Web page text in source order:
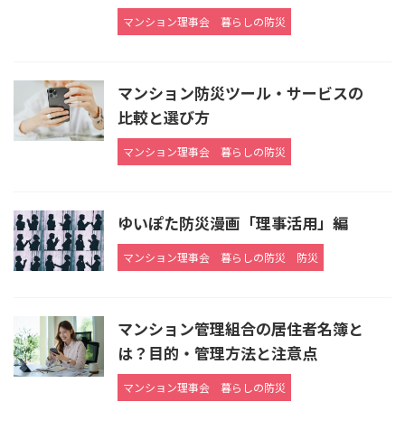
マンション理事会 暮らしの防災
マンション防災ツール・サービスの
比較と選び方
マンション理事会 暮らしの防災
ゆいぽた防災漫画「理事活用」編
マンション理事会 暮らしの防災 防災
マンション管理組合の居住者名簿と
は？目的・管理方法と注意点
マンション理事会 暮らしの防災